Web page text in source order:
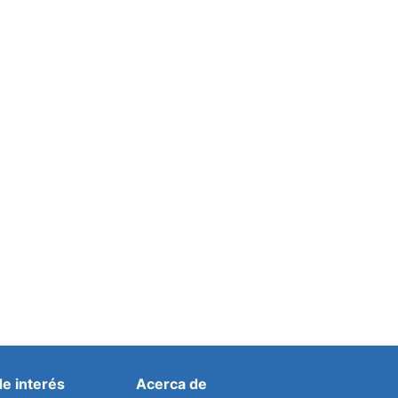
interés Acerca de